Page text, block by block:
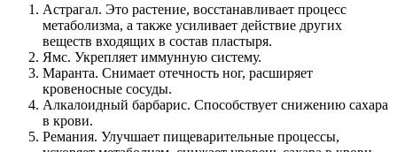
Астрагал. Это растение, восстанавливает процесс
метаболизма, а также усиливает действие других
веществ входящих в состав пластыря.
Ямс. Укрепляет иммунную систему.
Маранта. Снимает отечность ног, расширяет
кровеносные сосуды.
Алкалоидный барбарис. Способствует снижению сахара
в крови.
Ремания. Улучшает пищеварительные процессы,